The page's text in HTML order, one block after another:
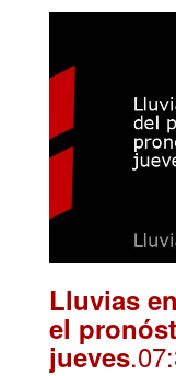
Lluvias
el
jueves